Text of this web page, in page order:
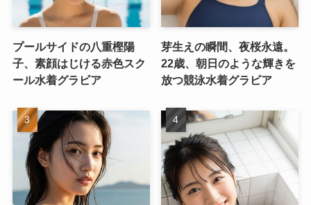
プールサイドの八重樫陽
子、素顔はじける赤色スク
ール水着グラビア
芽生えの瞬間、夜桜永遠。
22歳、朝日のような輝きを
放つ競泳水着グラビア